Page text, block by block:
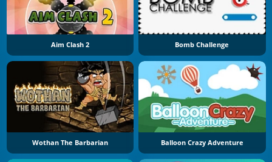
Aim Clash 2 Bomb Challenge
Wothan The Barbarian Balloon Crazy Adventure